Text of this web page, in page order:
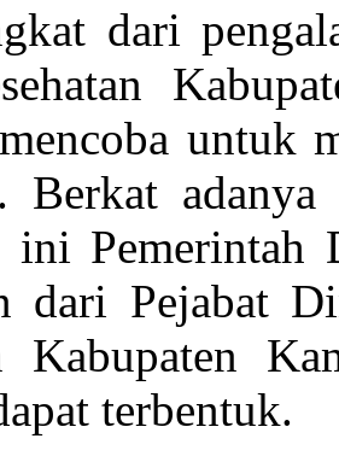
dari
untuk
Berkat
ini Pemerintah
dari Pejabat
Kabupaten
terbentuk.